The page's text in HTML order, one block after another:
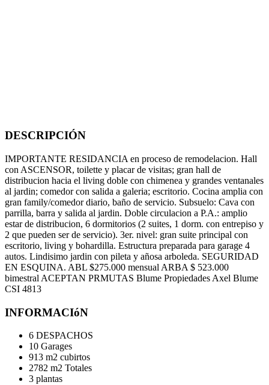
DESCRIPCIÓN
IMPORTANTE RESIDANCIA en proceso de remodelacion. Hall
con ASCENSOR, toilette y placar de visitas; gran hall de
distribucion hacia el living doble con chimenea y grandes ventanales
al jardin; comedor con salida a galeria; escritorio. Cocina amplia con
gran family/comedor diario, baño de servicio. Subsuelo: Cava con
parrilla, barra y salida al jardin. Doble circulacion a P.A.: amplio
estar de distribucion, 6 dormitorios (2 suites, 1 dorm. con entrepiso y
2 que pueden ser de servicio). 3er. nivel: gran suite principal con
escritorio, living y bohardilla. Estructura preparada para garage 4
autos. Lindisimo jardin con pileta y añosa arboleda. SEGURIDAD
EN ESQUINA. ABL $275.000 mensual ARBA $ 523.000
bimestral ACEPTAN PRMUTAS Blume Propiedades Axel Blume
CSI 4813
INFORMACIóN
6 DESPACHOS
10 Garages
913 m2 cubirtos
2782 m2 Totales
3 plantas